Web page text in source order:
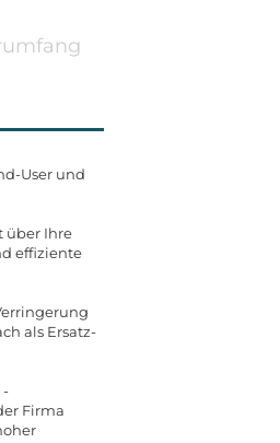
User und
über Ihre
effiziente
als Ersatz-
-
Firma